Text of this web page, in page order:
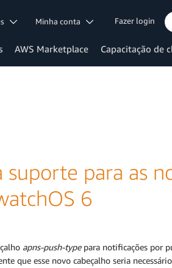
Minha conta Fazer login
AWS Marketplace Capacitação de
para as
6
apns-push-typepara notificações por
que esse novo cabeçalho seria